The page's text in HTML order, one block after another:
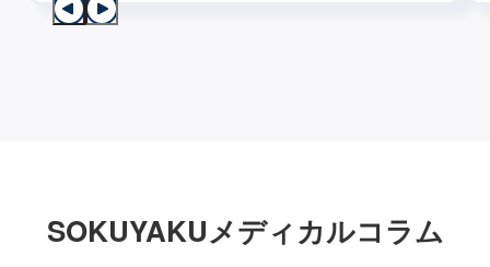
SOKUYAKUメディカルコラム